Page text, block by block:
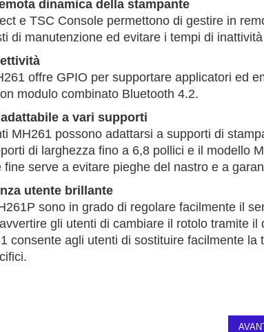
dinamica della stampante
e TSC Console permettono di gestire in
di manutenzione ed evitare i tempi di
offre GPIO per supportare applicatori ed
modulo combinato Bluetooth 4.2.
a vari supporti
MH261 possono adattarsi a supporti di
di larghezza fino a 6,8 pollici e il modello
fine serve a evitare pieghe del nastro e a
utente brillante
sono in grado di regolare facilmente il
gli utenti di cambiare il rotolo tramite
consente agli utenti di sostituire facilmente